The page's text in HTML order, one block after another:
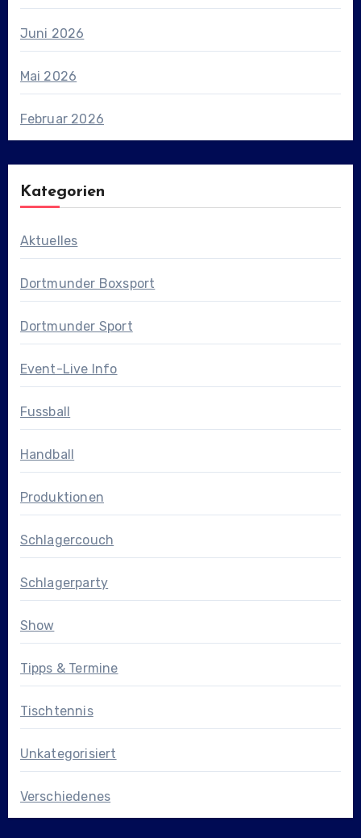
Juni 2026
Mai 2026
Februar 2026
Kategorien
Aktuelles
Dortmunder Boxsport
Dortmunder Sport
Event-Live Info
Fussball
Handball
Produktionen
Schlagercouch
Schlagerparty
Show
Tipps & Termine
Tischtennis
Unkategorisiert
Verschiedenes